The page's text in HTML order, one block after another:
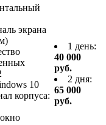
экрана
10
корпуса:
1 день:
40 000
руб.
2 дня:
65 000
руб.